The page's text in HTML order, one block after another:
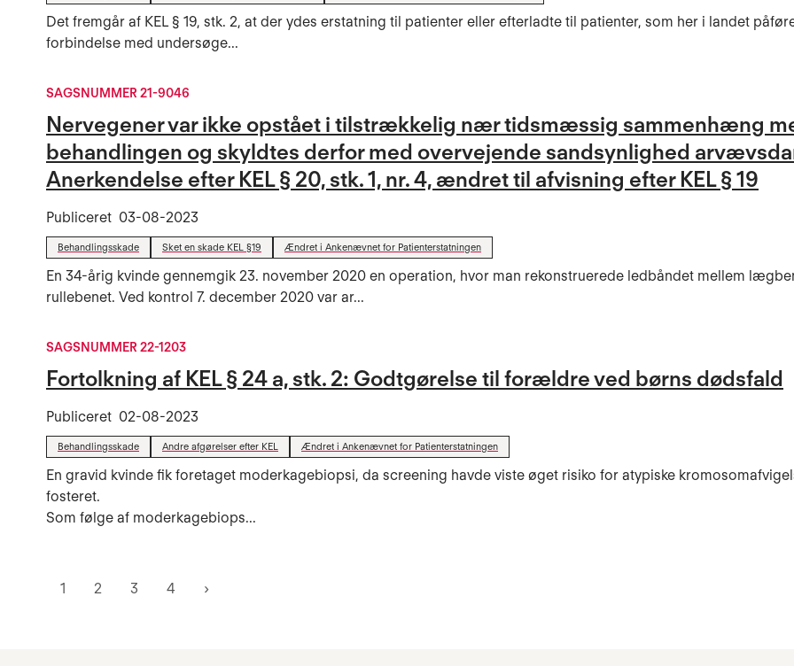
Det fremgår af KEL § 19, stk. 2, at der ydes erstatning til patienter eller efterladte til patienter, som her i landet
forbindelse med undersøge...
SAGSNUMMER 21-9046
Nervegener var ikke opstået i tilstrækkelig nær tidsmæssig sammenhæng
behandlingen og skyldtes derfor med overvejende sandsynlighed
Anerkendelse efter KEL § 20, stk. 1, nr. 4, ændret til afvisning efter KEL § 19
Publiceret 03-08-2023
Behandlingsskade Sket en skade KEL §19 Ændret i Ankenævnet for Patienterstatningen
En 34-årig kvinde gennemgik 23. november 2020 en operation, hvor man rekonstruerede ledbåndet mellem
rullebenet. Ved kontrol 7. december 2020 var ar...
SAGSNUMMER 22-1203
Fortolkning af KEL § 24 a, stk. 2: Godtgørelse til forældre ved børns dødsfald
Publiceret 02-08-2023
Behandlingsskade Andre afgørelser efter KEL Ændret i Ankenævnet for Patienterstatningen
En gravid kvinde fik foretaget moderkagebiopsi, da screening havde viste øget risiko for atypiske
fosteret.
Som følge af moderkagebiops...
1 2 3 4